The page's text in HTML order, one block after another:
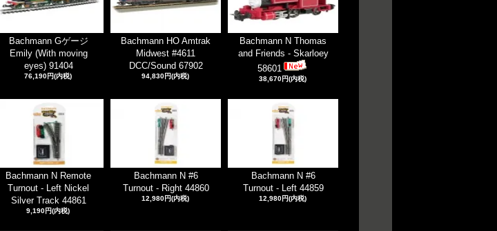
Bachmann Gゲージ
Emily (With moving
eyes) 91404
76,190円(内税)
Bachmann HO Amtrak
Midwest #4611
DCC/Sound 67902
94,830円(内税)
Bachmann N Thomas
and Friends - Skarloey
58601
38,670円(内税)
Bachmann N Remote
Turnout - Left Nickel
Silver Track 44861
9,190円(内税)
Bachmann N #6
Turnout - Right 44860
12,980円(内税)
Bachmann N #6
Turnout - Left 44859
12,980円(内税)